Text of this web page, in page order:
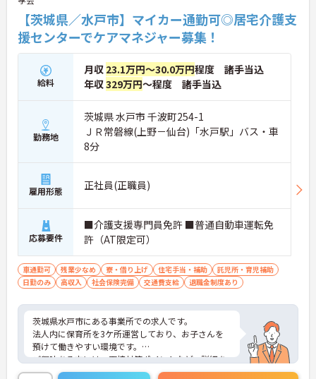
【茨城県／水戸市】マイカー通勤可◎居宅介護支
援センターでケアマネジャー募集！
給料
月収 23.1万円～30.0万円程度 諸手当込
年収329万円～程度 諸手当込
勤務地
茨城県 水戸市 千波町254-1
ＪＲ常磐線(上野－仙台)「水戸駅」バス・車
8分
雇用形態 正社員(正職員)
応募要件
■介護支援専門員免許 ■普通自動車運転免
許（AT限定可）
車通勤可 残業少なめ 寮・借り上げ 住宅手当・補助
託児所・育児補助
日勤のみ
高収入 社会保険完備 交通費支給 退職金制度あり
茨城県水戸市にある事業所での求人です。
法人内に保育所を3ケ所運営しており、お子さんを
預けて働きやすい環境です。
ご興味ある方には、面接対策ポイントなど、詳細を
お話しいたしますのでお気軽にご相談ください。